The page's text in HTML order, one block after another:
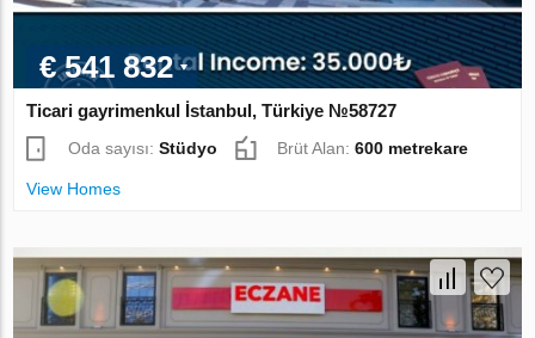
€ 541 832
Ticari gayrimenkul İstanbul, Türkiye №58727
Oda sayısı:Stüdyo Brüt Alan:600 metrekare
View Homes